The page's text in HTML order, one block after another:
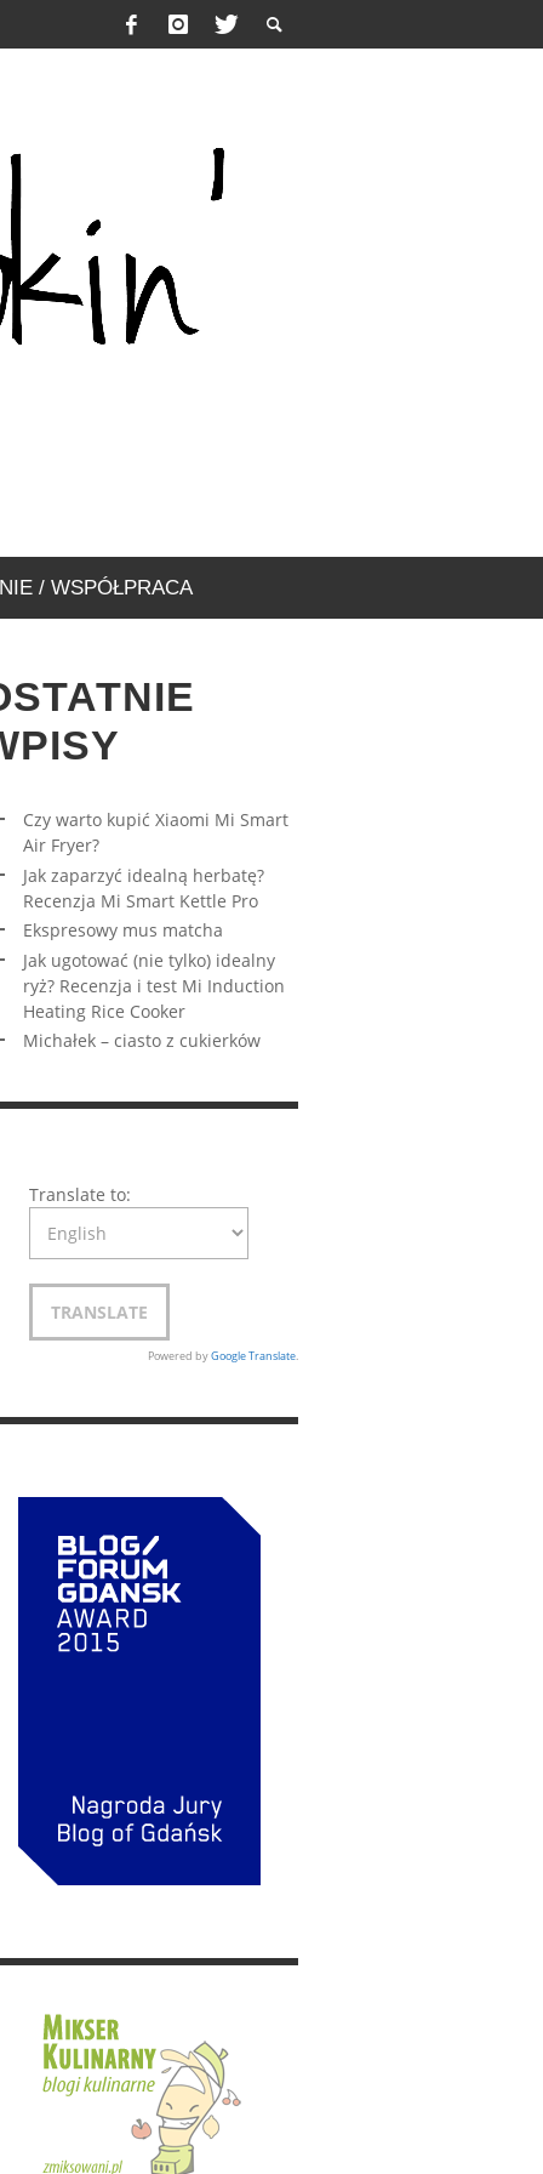
MUS MATCHA
– WYJĄTKOWA
KTÓRĄ MUSICIE
17/08/2019
/ WSPÓŁPRACA
Czy warto kupić Xiaomi Mi Smart
Air Fryer?
Jak zaparzyć idealną herbatę?
Recenzja Mi Smart Kettle Pro
Ekspresowy mus matcha
Jak ugotować (nie tylko) idealny
ryż? Recenzja i test Mi Induction
Heating Rice Cooker
Michałek – ciasto z cukierków
Translate to:
Powered byGoogle Translate.